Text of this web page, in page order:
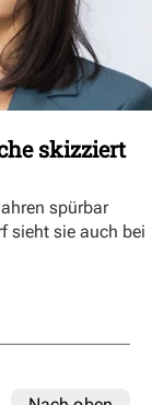
skizziert
spürbar
sieht sie auch bei